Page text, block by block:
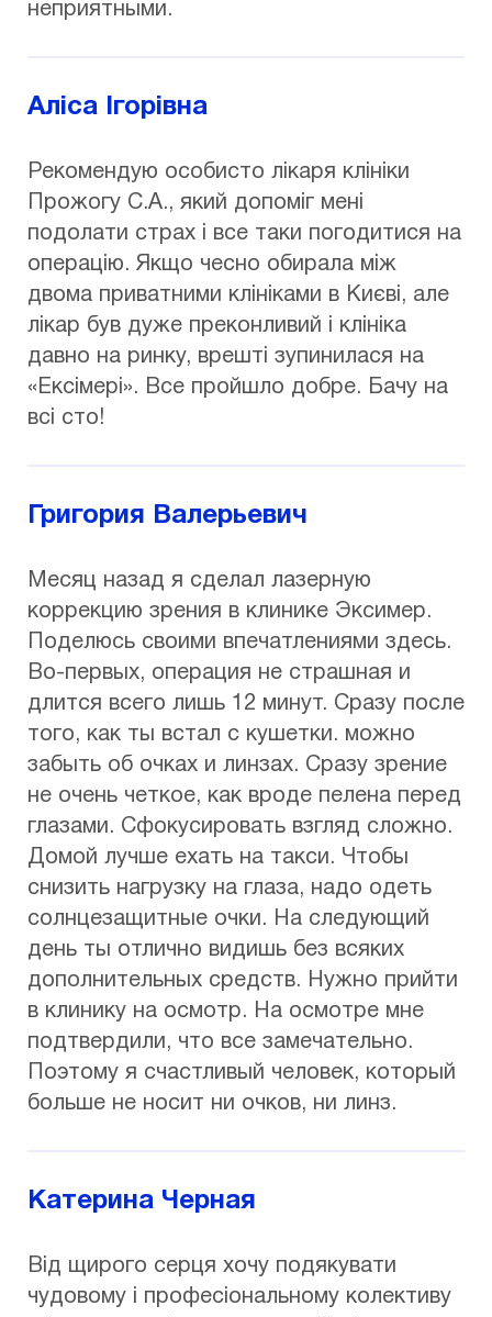
неприятными.
Аліса Ігорівна
Рекомендую особисто лікаря клініки
Прожогу С.А., який допоміг мені
подолати страх і все таки погодитися на
операцію. Якщо чесно обирала між
двома приватними клініками в Києві, але
лікар був дуже преконливий і клініка
давно на ринку, врешті зупинилася на
«Ексімері». Все пройшло добре. Бачу на
всі сто!
Григория Валерьевич
Месяц назад я сделал лазерную
коррекцию зрения в клинике Эксимер.
Поделюсь своими впечатлениями здесь.
Во-первых, операция не страшная и
длится всего лишь 12 минут. Сразу после
того, как ты встал с кушетки. можно
забыть об очках и линзах. Сразу зрение
не очень четкое, как вроде пелена перед
глазами. Сфокусировать взгляд сложно.
Домой лучше ехать на такси. Чтобы
снизить нагрузку на глаза, надо одеть
солнцезащитные очки. На следующий
день ты отлично видишь без всяких
дополнительных средств. Нужно прийти
в клинику на осмотр. На осмотре мне
подтвердили, что все замечательно.
Поэтому я счастливый человек, который
больше не носит ни очков, ни линз.
Катерина Черная
Від щирого серця хочу подякувати
чудовому і професіональному колективу